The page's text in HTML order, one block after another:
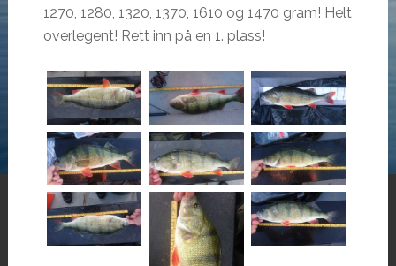
1270, 1280, 1320, 1370, 1610 og 1470 gram! Helt
overlegent! Rett inn på en 1. plass!